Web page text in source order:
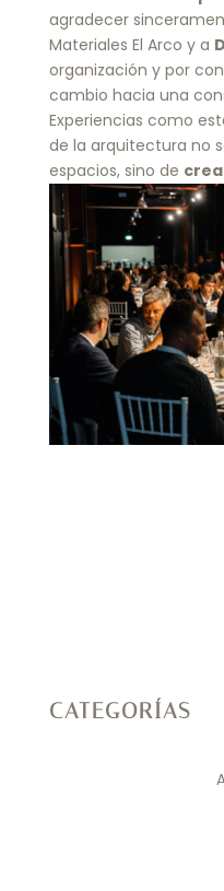
agradecer
Materiales El Arco y a
organización y por
cambio hacia una
Experiencias como
de la arquitectura no
espacios, sino de
CATEGORÍAS